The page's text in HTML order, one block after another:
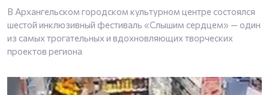
В Архангельском городском культурном центре состоялся
шестой инклюзивный фестиваль «Слышим сердцем» — один
из самых трогательных и вдохновляющих творческих
проектов региона